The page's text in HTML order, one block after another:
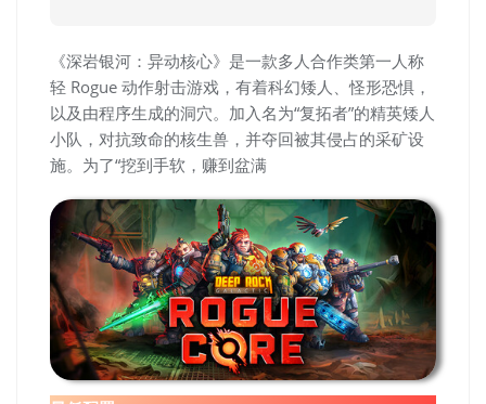
《深岩银河：异动核心》是一款多人合作类第一人称
轻 Rogue 动作射击游戏，有着科幻矮人、怪形恐惧，
以及由程序生成的洞穴。加入名为“复拓者”的精英矮人
小队，对抗致命的核生兽，并夺回被其侵占的采矿设
施。为了“挖到手软，赚到盆满